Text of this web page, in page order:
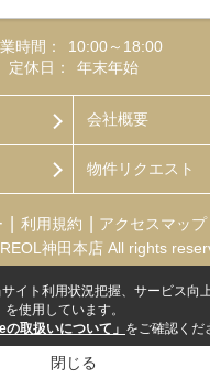
時間：
10:00～18:00
定休日：
年末年始
会社概要
物件リクエスト
利用規約 アクセスマップ
神田本店 All rights
イト利用状況把握、サービス向
使用しています。
の取扱いについて」 をご確認くだ
閉じる